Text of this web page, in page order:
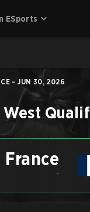
ESports
- JUN 30, 2026
West
France
-